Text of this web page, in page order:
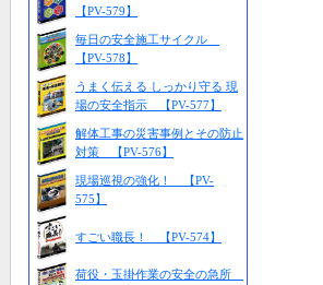
【PV-579】
毎日の安全施工サイクル
【PV-578】
うまく伝える しっかり守る 現
場の安全指示 【PV-577】
解体工事の災害事例とその防止
対策 【PV-576】
現場巡視の強化！ 【PV-
575】
すごい職長！ 【PV-574】
荷役・玉掛作業の安全の急所